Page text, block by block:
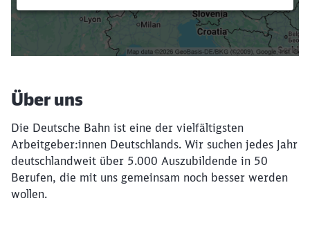
Filter setzen
Über uns
Die Deutsche Bahn ist eine der vielfältigsten
Arbeitgeber:innen Deutschlands. Wir suchen jedes Jahr
deutschlandweit über 5.000 Auszubildende in 50
Berufen, die mit uns gemeinsam noch besser werden
wollen.